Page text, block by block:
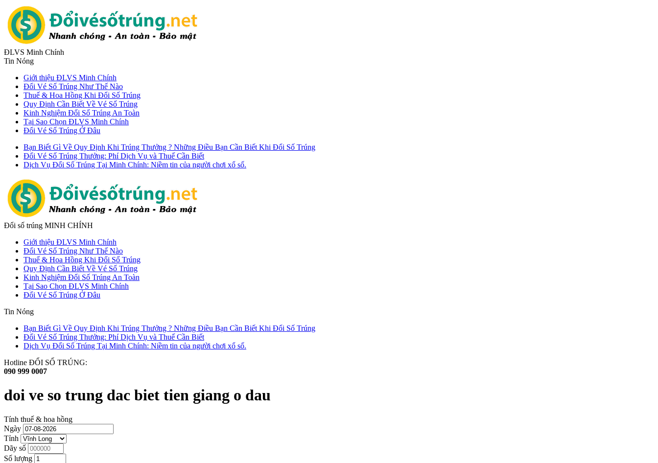
ĐLVS Minh Chính
Tin Nóng
Giới thiệu ĐLVS Minh Chính
Đổi Vé Số Trúng Như Thế Nào
Thuế & Hoa Hồng Khi Đổi Số Trúng
Quy Định Cần Biết Về Vé Số Trúng
Kinh Nghiệm Đổi Số Trúng An Toàn
Tại Sao Chọn ĐLVS Minh Chính
Đổi Vé Số Trúng Ở Đâu
Bạn Biết Gì Về Quy Định Khi Trúng Thưởng ? Những Điều Bạn Cần Biết Khi Đổi Số Trúng
Đổi Vé Số Trúng Thưởng: Phí Dịch Vụ và Thuế Cần Biết
Dịch Vụ Đổi Số Trúng Tại Minh Chính: Niềm tin của người chơi xổ số.
Đổi số trúng MINH CHÍNH
Giới thiệu ĐLVS Minh Chính
Đổi Vé Số Trúng Như Thế Nào
Thuế & Hoa Hồng Khi Đổi Số Trúng
Quy Định Cần Biết Về Vé Số Trúng
Kinh Nghiệm Đổi Số Trúng An Toàn
Tại Sao Chọn ĐLVS Minh Chính
Đổi Vé Số Trúng Ở Đâu
Tin Nóng
Bạn Biết Gì Về Quy Định Khi Trúng Thưởng ? Những Điều Bạn Cần Biết Khi Đổi Số Trúng
Đổi Vé Số Trúng Thưởng: Phí Dịch Vụ và Thuế Cần Biết
Dịch Vụ Đổi Số Trúng Tại Minh Chính: Niềm tin của người chơi xổ số.
Hotline ĐỔI SỐ TRÚNG:
090 999 0007
doi ve so trung dac biet tien giang o dau
Tính thuế & hoa hồng
Ngày
Tỉnh
Dãy số
Số lượng